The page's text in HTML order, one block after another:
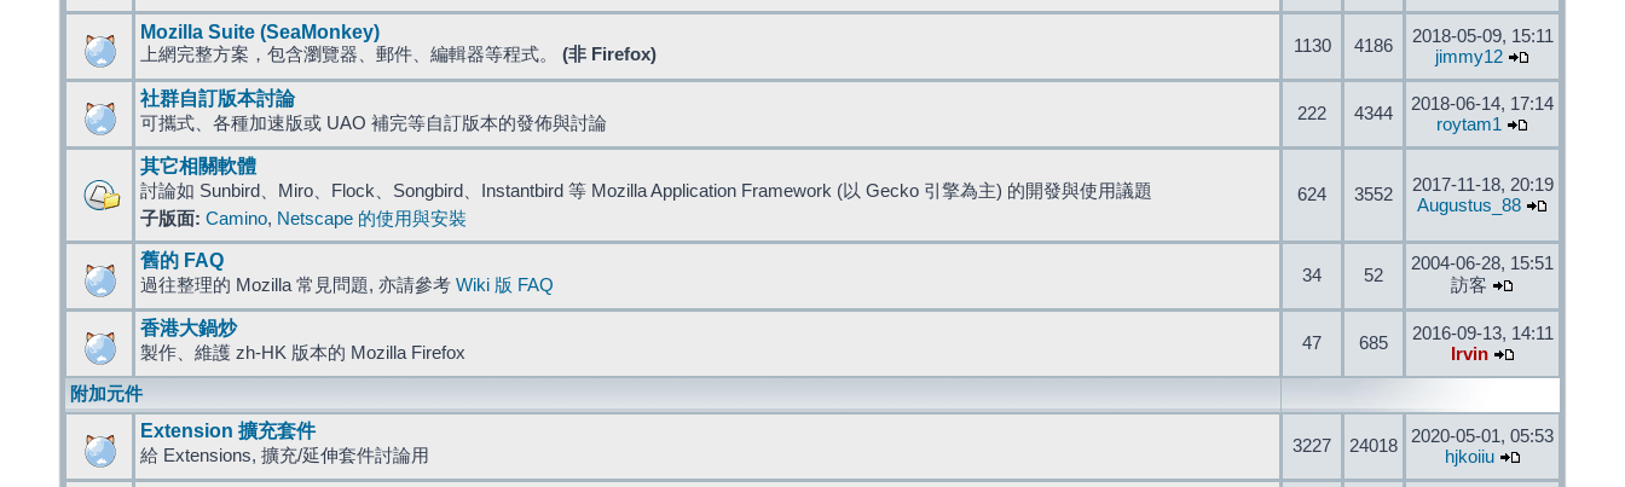
Mozilla Suite (SeaMonkey)
上網完整方案，包含瀏覽器、郵件、編輯器等程式。 (非 Firefox) 1130 4186
2018-05-09, 15:11
jimmy12
社群自訂版本討論
可攜式、各種加速版或 UAO 補完等自訂版本的發佈與討論 222 4344
2018-06-14, 17:14
roytam1
其它相關軟體
討論如 Sunbird、Miro、Flock、Songbird、Instantbird 等 Mozilla Application Framework (以 Gecko 引擎為主) 的開發與使用議題
子版面: Camino, Netscape 的使用與安裝
624 3552
2017-11-18, 20:19
Augustus_88
舊的 FAQ
過往整理的 Mozilla 常見問題, 亦請參考 Wiki 版 FAQ 34 52
2004-06-28, 15:51
訪客
香港大鍋炒
製作、維護 zh-HK 版本的 Mozilla Firefox 47 685
2016-09-13, 14:11
Irvin
附加元件
Extension 擴充套件
給 Extensions, 擴充/延伸套件討論用 3227 24018
2020-05-01, 05:53
hjkoiiu